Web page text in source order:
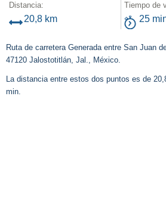
Distancia:
20,8 km
Tiempo de
25
Ruta de carretera Generada entre San Juan
47120 Jalostotitlán, Jal., México.
La distancia entre estos dos puntos es de
min.